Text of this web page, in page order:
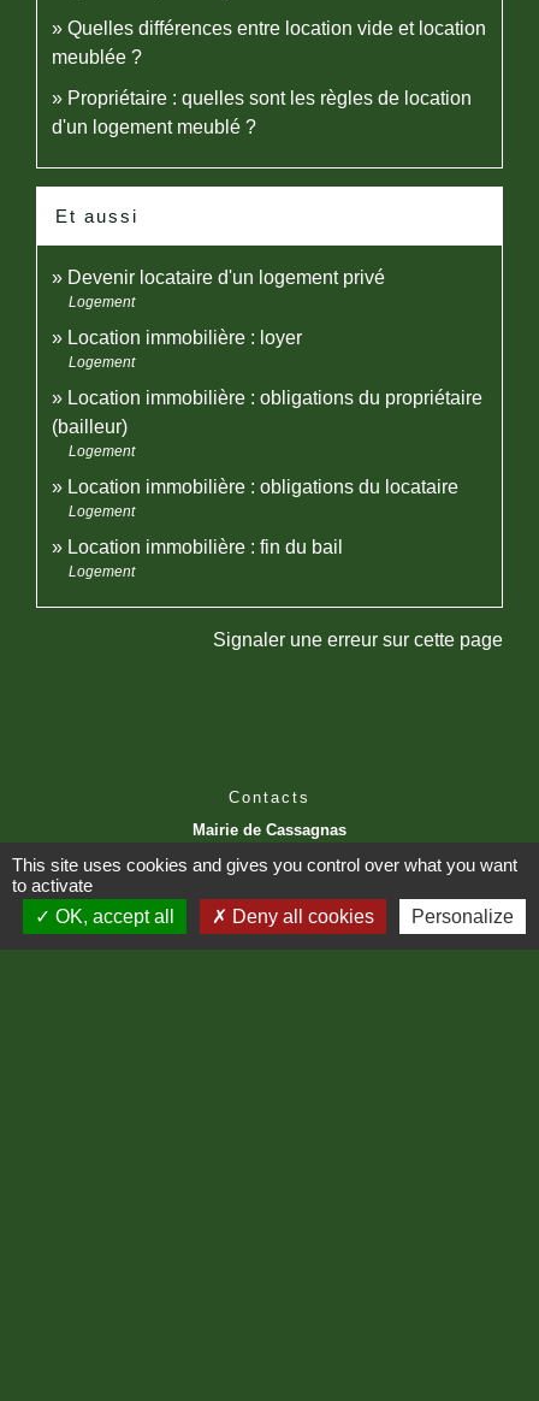
Quelles différences entre location vide et location
meublée ?
Propriétaire : quelles sont les règles de location
d'un logement meublé ?
Et aussi
Devenir locataire d'un logement privé
Logement
Location immobilière : loyer
Logement
Location immobilière : obligations du propriétaire
(bailleur)
Logement
Location immobilière : obligations du locataire
Logement
Location immobilière : fin du bail
Logement
Signaler une erreur sur cette page
Contacts
Mairie de Cassagnas
48400 Cassagnas - FRANCE
+33 4 66 45 06 56
Contact par formulaire
This site uses cookies and gives you control over what you want
to activate
OK, accept all
Deny all cookies Personalize